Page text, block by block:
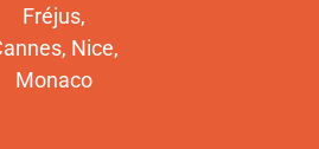
Fréjus,
Nice,
Monaco